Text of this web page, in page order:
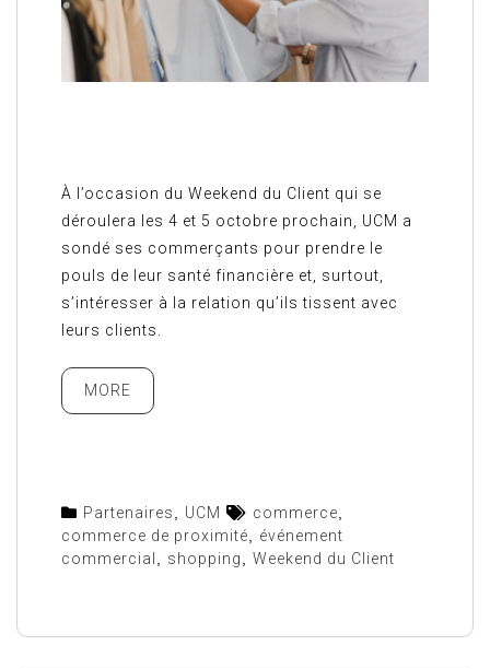
À l’occasion du Weekend du Client qui se
déroulera les 4 et 5 octobre prochain, UCM a
sondé ses commerçants pour prendre le
pouls de leur santé financière et, surtout,
s’intéresser à la relation qu’ils tissent avec
leurs clients.
MORE
Partenaires, UCM commerce,
commerce de proximité, événement
commercial , shopping, Weekend du Client